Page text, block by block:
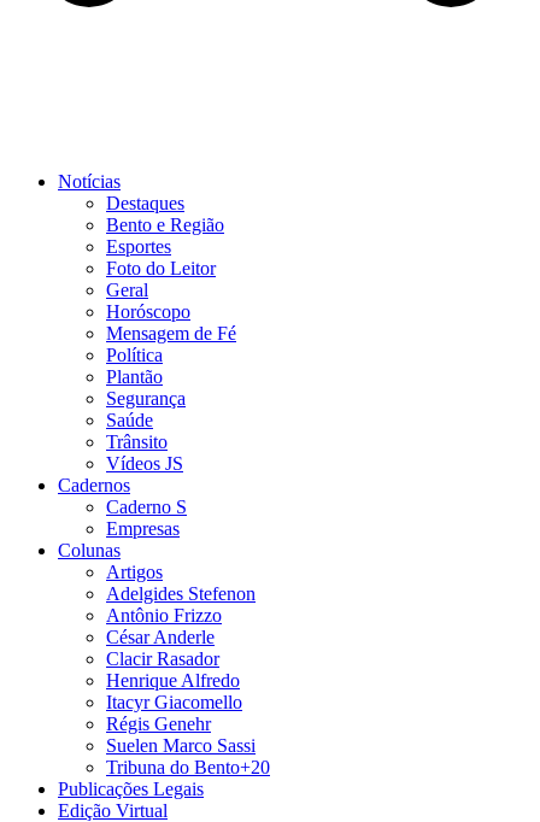
Notícias
Destaques
Bento e Região
Esportes
Foto do Leitor
Geral
Horóscopo
Mensagem de Fé
Política
Plantão
Segurança
Saúde
Trânsito
Vídeos JS
Cadernos
Caderno S
Empresas
Colunas
Artigos
Adelgides Stefenon
Antônio Frizzo
César Anderle
Clacir Rasador
Henrique Alfredo
Itacyr Giacomello
Régis Genehr
Suelen Marco Sassi
Tribuna do Bento+20
Publicações Legais
Edição Virtual